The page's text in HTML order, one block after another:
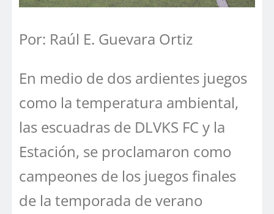
Por: Raúl E. Guevara Ortiz
En medio de dos ardientes juegos
como la temperatura ambiental,
las escuadras de DLVKS FC y la
Estación, se proclamaron como
campeones de los juegos finales
de la temporada de verano